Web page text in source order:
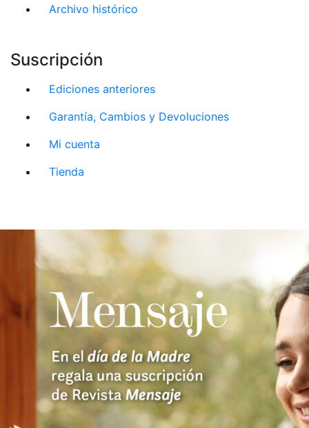
Archivo histórico
Suscripción
Ediciones anteriores
Garantía, Cambios y Devoluciones
Mi cuenta
Tienda